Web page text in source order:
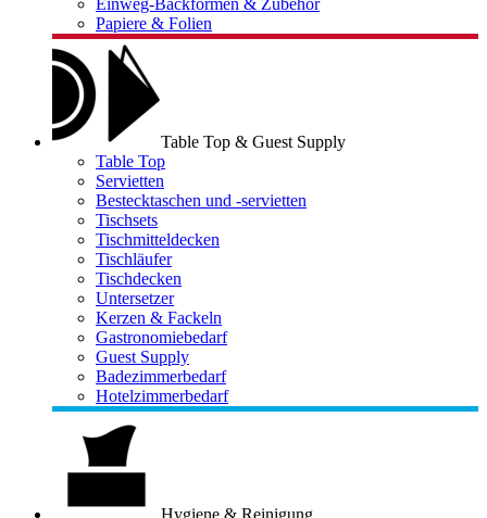
Einweg-Backformen & Zubehör
Papiere & Folien
Table Top & Guest Supply
Table Top
Servietten
Bestecktaschen und -servietten
Tischsets
Tischmitteldecken
Tischläufer
Tischdecken
Untersetzer
Kerzen & Fackeln
Gastronomiebedarf
Guest Supply
Badezimmerbedarf
Hotelzimmerbedarf